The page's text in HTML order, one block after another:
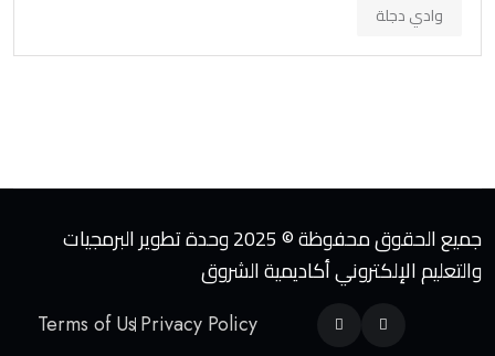
وادي دجلة
جميع الحقوق محفوظة © 2025 وحدة تطوير البرمجيات
والتعليم الإلكتروني أكاديمية الشروق
Terms of UsPrivacy Policy